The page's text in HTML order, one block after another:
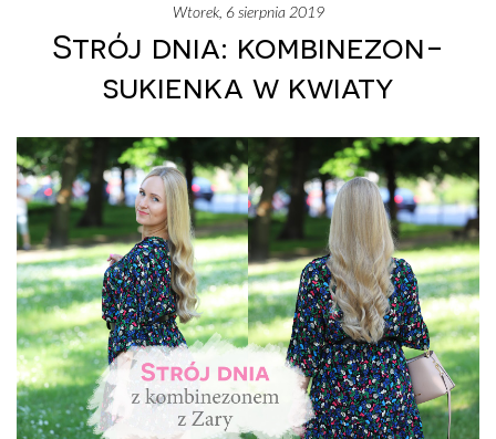
wtorek, 6 sierpnia 2019
Strój dnia: kombinezon-
sukienka w kwiaty